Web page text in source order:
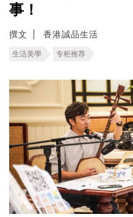
事！
撰文 香港誠品生活
生活美學 专柜推荐